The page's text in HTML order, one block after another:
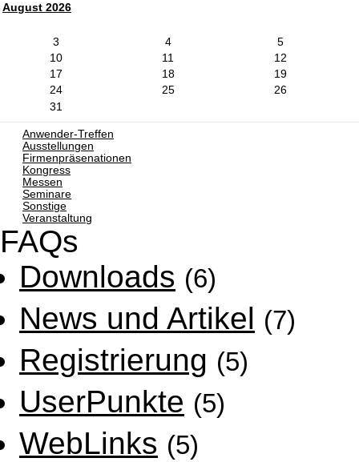
August 2026
3 4
5
10
11
12
17
18
19
24
25
26
31
Anwender-Treffen
Ausstellungen
Firmenpräsenationen
Kongress
Messen
Seminare
Sonstige
Veranstaltung
FAQs
Downloads (6)
News und Artikel (7)
Registrierung (5)
UserPunkte (5)
WebLinks (5)